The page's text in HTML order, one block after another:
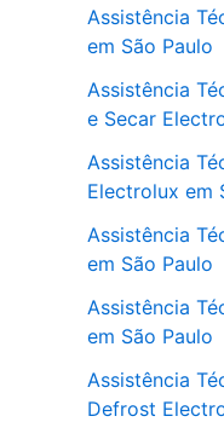
Assistência
em São Paulo
Assistência
e Secar
Assistência
Electrolux em
Assistência
em São Paulo
Assistência
em São Paulo
Assistência
Defrost